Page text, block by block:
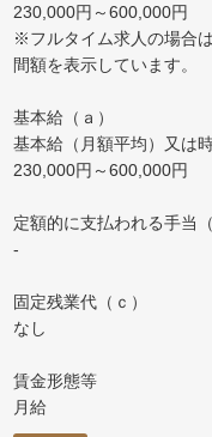
230,000円～600,000円
※フルタイム求人の場合
間額を表示しています。
基本給（ａ）
基本給（月額平均）又は
230,000円～600,000円
定額的に支払われる手当（
-
固定残業代（ｃ）
なし
賃金形態等
月給